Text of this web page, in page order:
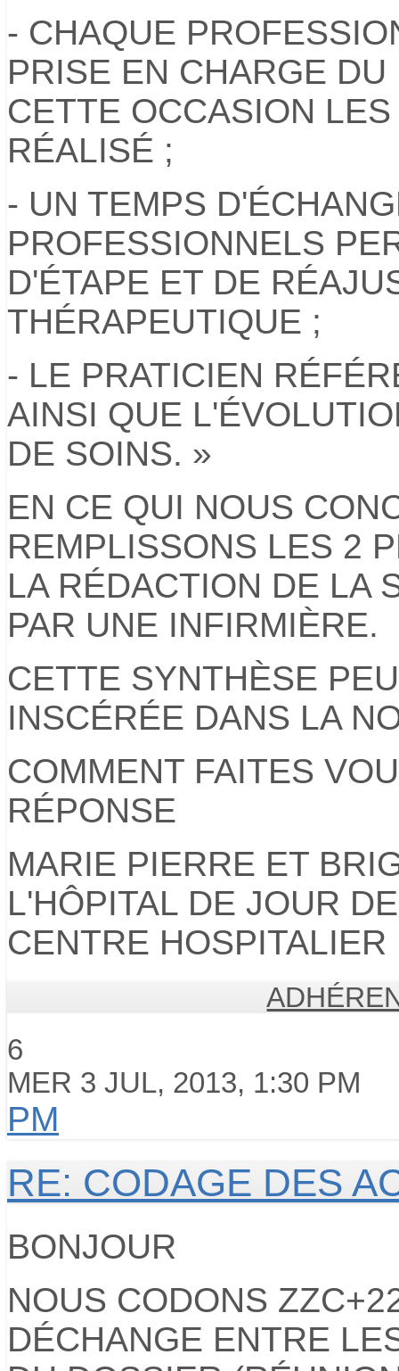
- CHAQUE
PRISE EN CHARGE
CETTE OCCASION LES
RÉALISÉ ;
- UN TEMPS
PROFESSIONNELS
D'ÉTAPE ET DE
THÉRAPEUTIQUE ;
- LE PRATICIEN
AINSI QUE
DE SOINS. »
EN CE QUI NOUS
REMPLISSONS LES 2
LA RÉDACTION DE LA
PAR UNE INFIRMIÈRE.
CETTE SYNTHÈSE
INSCÉRÉE DANS LA
COMMENT FAITES
RÉPONSE
MARIE PIERRE ET
L'HÔPITAL DE JOUR
CENTRE
6
MER 3 JUL, 2013, 1:30 PM
PM
RE: CODAGE DES
BONJOUR
NOUS CODONS
DÉCHANGE ENTRE